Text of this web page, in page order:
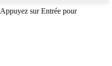
Appuyez sur Entrée pour